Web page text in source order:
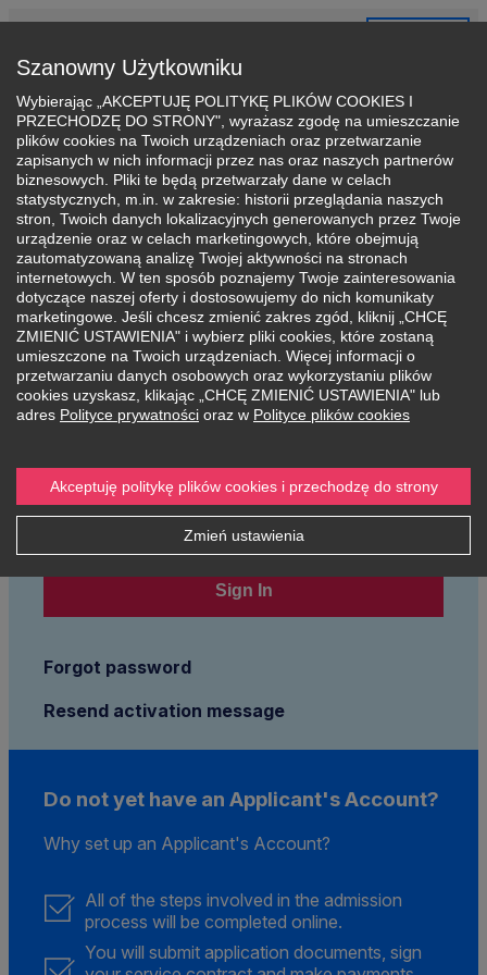
Already have an Applicant's Account?
Log in
If you already are a WSB Merito University student
or graduate, you can skip Account setup and sign
in using your MeritoGO login and password.
Sign in via MeritoGo
Login (e-mail)
Sign In
Forgot password
Resend activation message
Do not yet have an Applicant's Account?
Why set up an Applicant's Account?
All of the steps involved in the admission
process will be completed online.
You will submit application documents, sign
Szanowny Użytkowniku
Wybierając „AKCEPTUJĘ POLITYKĘ PLIKÓW COOKIES I
PRZECHODZĘ DO STRONY", wyrażasz zgodę na umieszczanie
plików cookies na Twoich urządzeniach oraz przetwarzanie
zapisanych w nich informacji przez nas oraz naszych partnerów
biznesowych. Pliki te będą przetwarzały dane w celach
statystycznych, m.in. w zakresie: historii przeglądania naszych
stron, Twoich danych lokalizacyjnych generowanych przez Twoje
urządzenie oraz w celach marketingowych, które obejmują
zautomatyzowaną analizę Twojej aktywności na stronach
internetowych. W ten sposób poznajemy Twoje zainteresowania
dotyczące naszej oferty i dostosowujemy do nich komunikaty
marketingowe. Jeśli chcesz zmienić zakres zgód, kliknij „CHCĘ
ZMIENIĆ USTAWIENIA" i wybierz pliki cookies, które zostaną
umieszczone na Twoich urządzeniach. Więcej informacji o
przetwarzaniu danych osobowych oraz wykorzystaniu plików
cookies uzyskasz, klikając „CHCĘ ZMIENIĆ USTAWIENIA" lub
adres Polityce prywatności oraz w Polityce plików cookies
Zmień ustawienia
Akceptuję politykę plików cookies i przechodzę do strony